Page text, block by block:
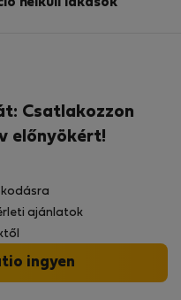
nélküli lakások
Csatlakozzon
előnyökért!
ajánlatok
ingyen